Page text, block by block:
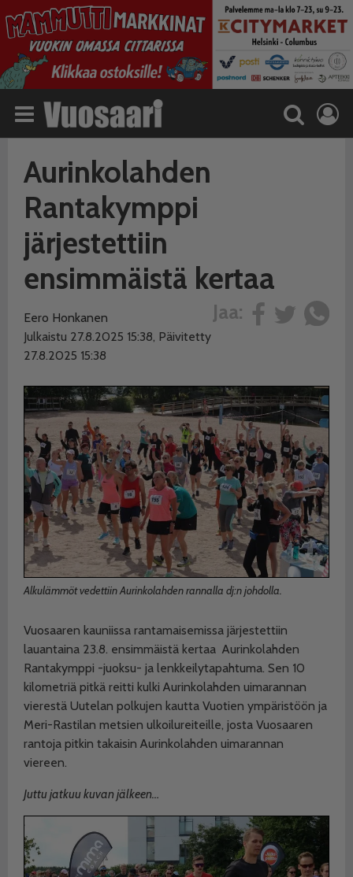
Aurinkolahden
Rantakymppi
järjestettiin
ensimmäistä kertaa
Jaa:
Eero Honkanen
Julkaistu 27.8.2025 15:38, Päivitetty
27.8.2025 15:38
Alkulämmöt vedettiin Aurinkolahden rannalla dj:n johdolla.
Vuosaaren kauniissa rantamaisemissa järjestettiin
lauantaina 23.8. ensimmäistä kertaa Aurinkolahden
Rantakymppi -juoksu- ja lenkkeilytapahtuma. Sen 10
kilometriä pitkä reitti kulki Aurinkolahden uimarannan
vierestä Uutelan polkujen kautta Vuotien ympäristöön ja
Meri-Rastilan metsien ulkoilureiteille, josta Vuosaaren
rantoja pitkin takaisin Aurinkolahden uimarannan
viereen.
Juttu jatkuu kuvan jälkeen…